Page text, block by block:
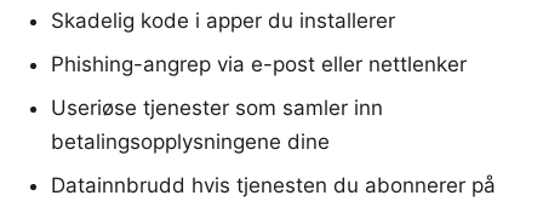
Skadelig kode i apper du installerer
Phishing-angrep via e-post eller nettlenker
Useriøse tjenester som samler inn
betalingsopplysningene dine
Datainnbrudd hvis tjenesten du abonnerer på